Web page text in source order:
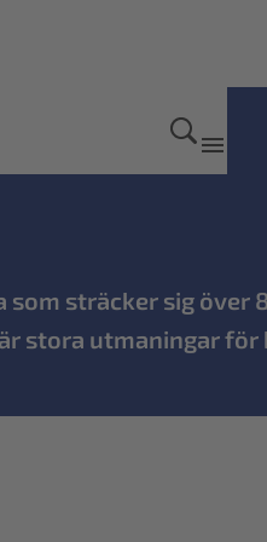
som sträcker sig över
stora utmaningar